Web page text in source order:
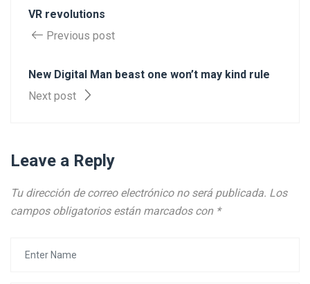
VR revolutions
Previous post
New Digital Man beast one won’t may kind rule
Next post
Leave a Reply
Tu dirección de correo electrónico no será publicada. Los
campos obligatorios están marcados con *